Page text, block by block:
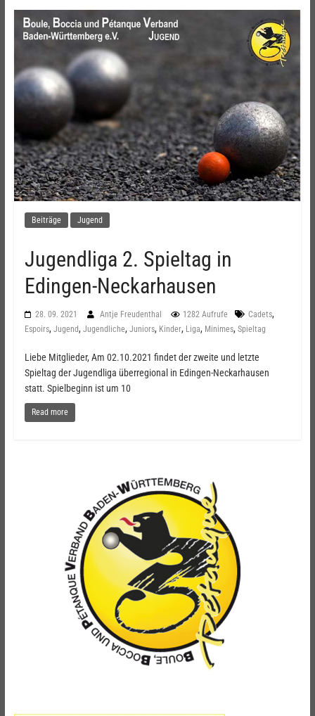
Beiträge Jugend
Jugendliga 2. Spieltag in
Edingen-Neckarhausen
28. 09. 2021 Antje Freudenthal 1282 Aufrufe Cadets,
Espoirs, Jugend, Jugendliche, Juniors, Kinder, Liga, Minimes, Spieltag
Liebe Mitglieder, Am 02.10.2021 findet der zweite und letzte
Spieltag der Jugendliga überregional in Edingen-Neckarhausen
statt. Spielbeginn ist um 10
Read more